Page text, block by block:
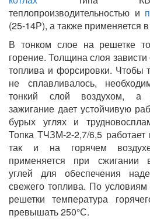
теплопроизводительностью и
(25-14Р), а также применяется
В тонком слое на решетке
горение. Толщина слоя зависти
топлива и форсировки. Чтобы
не сплавливалось,
тонкий слой воздухом, а
зажигание дает устойчивую
бурых углях и
Топка ТЧЗМ-2-2,7/6,5 работает
так и на горячем
применяется при сжигании
углей для обеспечения
свежего топлива. По
решетки температура
превышать 250°С.